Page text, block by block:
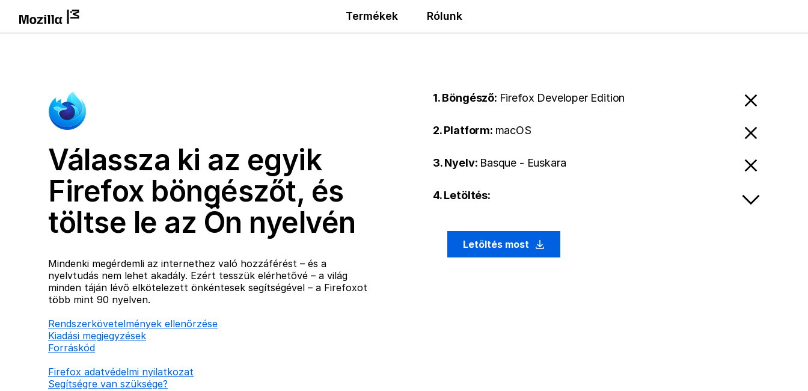
Termékek Rólunk
Válassza ki az egyik
Firefox böngészőt, és
töltse le az Ön nyelvén
Mindenki megérdemli az internethez való hozzáférést – és a
nyelvtudás nem lehet akadály. Ezért tesszük elérhetővé – a világ
minden táján lévő elkötelezett önkéntesek segítségével – a Firefoxot
több mint 90 nyelven.
Rendszerkövetelmények ellenőrzése
Kiadási megjegyzések
Forráskód
Firefox adatvédelmi nyilatkozat
Segítségre van szüksége?
1. Böngésző: Firefox Developer Edition
2. Platform: macOS
3. Nyelv: Basque - Euskara
4. Letöltés:
Letöltés most